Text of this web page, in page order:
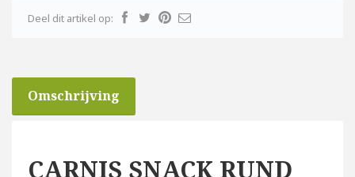
Deel dit artikel op:
Omschrijving
CARNIS SNACK RUND